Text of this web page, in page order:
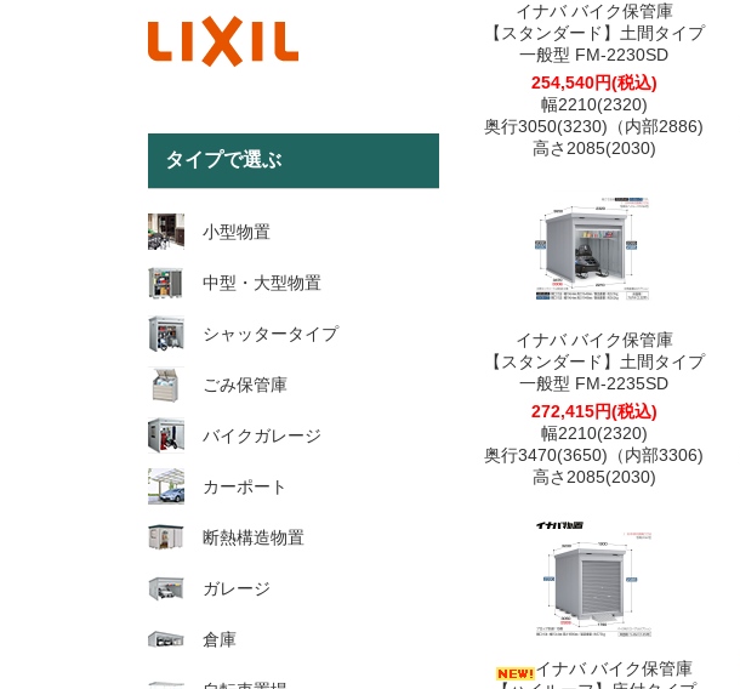
イナバ バイク保管庫
【スタンダード】土間タイプ
一般型 FM-2230SD
254,540円(税込)
幅2210(2320)
奥行3050(3230)（内部2886)
高さ2085(2030)
イナバ バイク保管庫
【スタンダード】土間タイプ
一般型 FM-2235SD
272,415円(税込)
幅2210(2320)
奥行3470(3650)（内部3306)
高さ2085(2030)
イナバ バイク保管庫
タイプで選ぶ
小型物置
中型・大型物置
シャッタータイプ
ごみ保管庫
バイクガレージ
カーポート
断熱構造物置
ガレージ
倉庫